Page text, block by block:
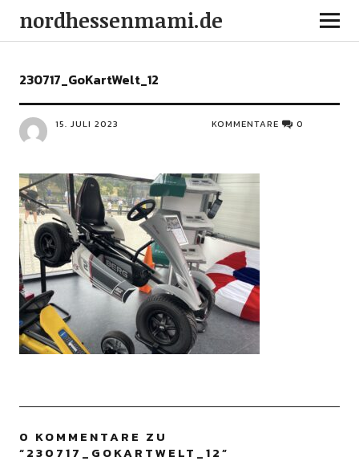
nordhessenmami.de
230717_GoKartWelt_12
15. JULI 2023 KOMMENTARE 0
0 KOMMENTARE ZU
“230717_GOKARTWELT_12”